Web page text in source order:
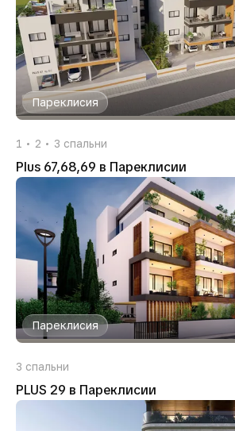
Пареклисия
1 2 3 спальни
Plus 67,68,69 в Пареклисии
Пареклисия
3 спальни
PLUS 29 в Пареклисии